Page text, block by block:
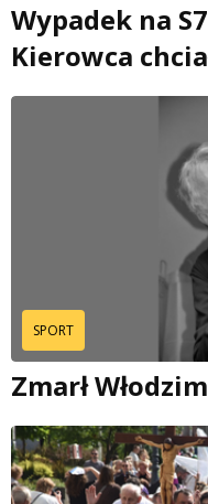
Wypadek na
Kierowca
SPORT
Zmarł